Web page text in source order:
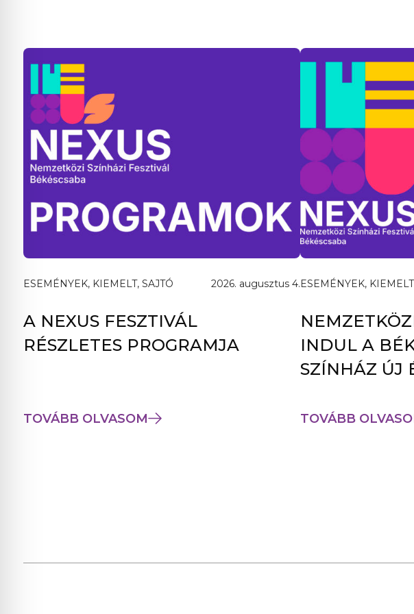
ESEMÉNYEK, KIEMELT, SAJTÓ 2026. augusztus 4.
A NEXUS FESZTIVÁL
RÉSZLETES PROGRAMJA
TOVÁBB OLVASOM
ESEMÉNYEK,
INDUL A
SZÍNHÁZ ÚJ
TOVÁBB